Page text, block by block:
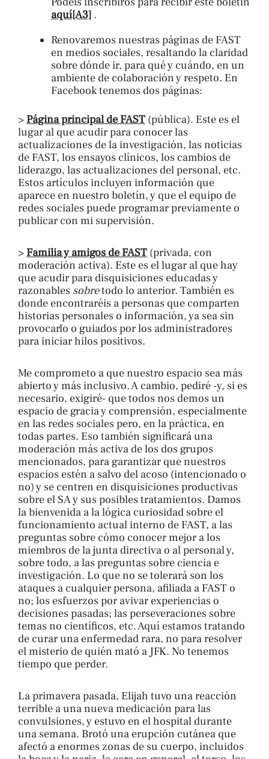
aquí[A3].
Renovaremos nuestras páginas de FAST
en medios sociales, resaltando la claridad
sobre dónde ir, para qué y cuándo, en un
ambiente de colaboración y respeto. En
Facebook tenemos dos páginas:
> Página principal de FAST (pública). Este es el
lugar al que acudir para conocer las
actualizaciones de la investigación, las noticias
de FAST, los ensayos clínicos, los cambios de
liderazgo, las actualizaciones del personal, etc.
Estos artículos incluyen información que
aparece en nuestro boletín, y que el equipo de
redes sociales puede programar previamente o
publicar con mi supervisión.
> Familia y amigos de FAST (privada, con
moderación activa). Este es el lugar al que hay
que acudir para disquisiciones educadas y
razonables sobretodo lo anterior. También es
donde encontraréis a personas que comparten
historias personales o información, ya sea sin
provocarlo o guiados por los administradores
para iniciar hilos positivos.
Me comprometo a que nuestro espacio sea más
abierto y más inclusivo. A cambio, pediré -y, si es
necesario, exigiré- que todos nos demos un
espacio de gracia y comprensión, especialmente
en las redes sociales pero, en la práctica, en
todas partes. Eso también significará una
moderación más activa de los dos grupos
mencionados, para garantizar que nuestros
espacios estén a salvo del acoso (intencionado o
no) y se centren en disquisiciones productivas
sobre el SA y sus posibles tratamientos. Damos
la bienvenida a la lógica curiosidad sobre el
funcionamiento actual interno de FAST, a las
preguntas sobre cómo conocer mejor a los
miembros de la junta directiva o al personal y,
sobre todo, a las preguntas sobre ciencia e
investigación. Lo que no se tolerará son los
ataques a cualquier persona, afiliada a FAST o
no; los esfuerzos por avivar experiencias o
decisiones pasadas; las perseveraciones sobre
temas no científicos, etc. Aquí estamos tratando
de curar una enfermedad rara, no para resolver
el misterio de quién mató a JFK. No tenemos
tiempo que perder.
La primavera pasada, Elijah tuvo una reacción
terrible a una nueva medicación para las
convulsiones, y estuvo en el hospital durante
una semana. Brotó una erupción cutánea que
afectó a enormes zonas de su cuerpo, incluidos